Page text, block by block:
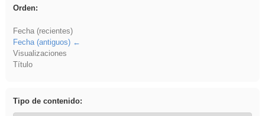
Orden:
Fecha (recientes)
Fecha (antiguos)
Visualizaciones
Título
Tipo de contenido: